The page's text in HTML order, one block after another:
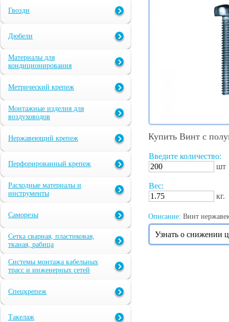
Гвозди
Дюбели
Материалы для
кондиционирования
Метрический крепеж
Монтажные изделия для
воздуховодов
Нержавеющий крепеж
Перфорированный крепеж
Расходные материалы и
инструменты
Саморезы
Сетка сварная, пластиковая,
тканая, рабица
Системы монтажа кабельных
трасс и инженерных сетей
Спецкрепеж
Такелаж
Купить Винт с
Введите количество:
шт
Вес:
кг.
Описание: Винт
Узнать о снижении